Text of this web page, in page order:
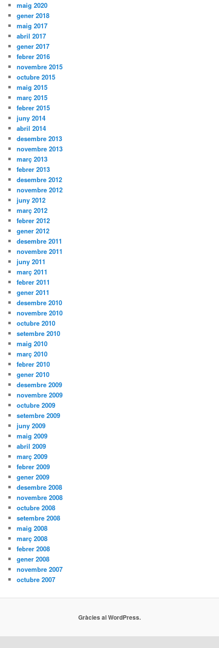
maig 2020
gener 2018
maig 2017
abril 2017
gener 2017
febrer 2016
novembre 2015
octubre 2015
maig 2015
març 2015
febrer 2015
juny 2014
abril 2014
desembre 2013
novembre 2013
març 2013
febrer 2013
desembre 2012
novembre 2012
juny 2012
març 2012
febrer 2012
gener 2012
desembre 2011
novembre 2011
juny 2011
març 2011
febrer 2011
gener 2011
desembre 2010
novembre 2010
octubre 2010
setembre 2010
maig 2010
març 2010
febrer 2010
gener 2010
desembre 2009
novembre 2009
octubre 2009
setembre 2009
juny 2009
maig 2009
abril 2009
març 2009
febrer 2009
gener 2009
desembre 2008
novembre 2008
octubre 2008
setembre 2008
maig 2008
març 2008
febrer 2008
gener 2008
novembre 2007
octubre 2007
Gràcies al WordPress.